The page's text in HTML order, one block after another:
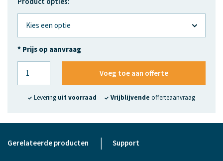
* Prijs op aanvraag
Voeg toe aan offerte
Levering uit voorraad Vrijblijvende offerteaanvraag
Gerelateerde producten | Support